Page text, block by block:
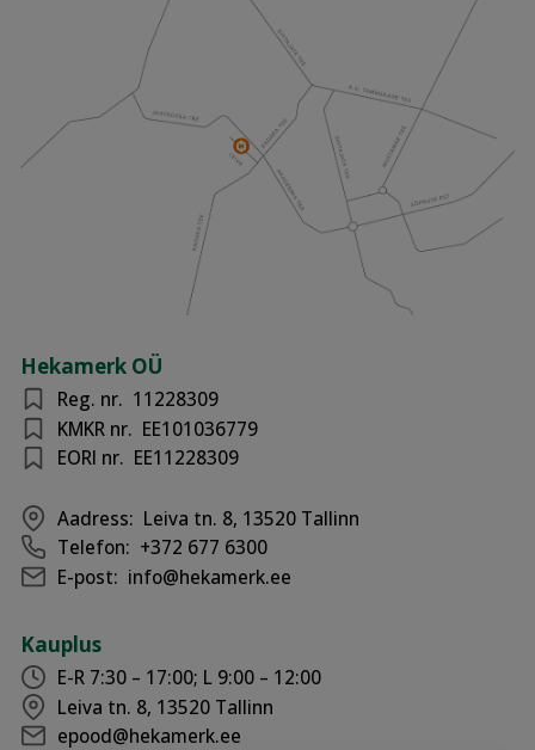
Hekamerk OÜ
Reg. nr. 11228309
KMKR nr. EE101036779
EORI nr. EE11228309
Aadress: Leiva tn. 8, 13520 Tallinn
Telefon: +372 677 6300
E-post: info@hekamerk.ee
Kauplus
E-R 7:30 – 17:00; L 9:00 – 12:00
Leiva tn. 8, 13520 Tallinn
epood@hekamerk.ee